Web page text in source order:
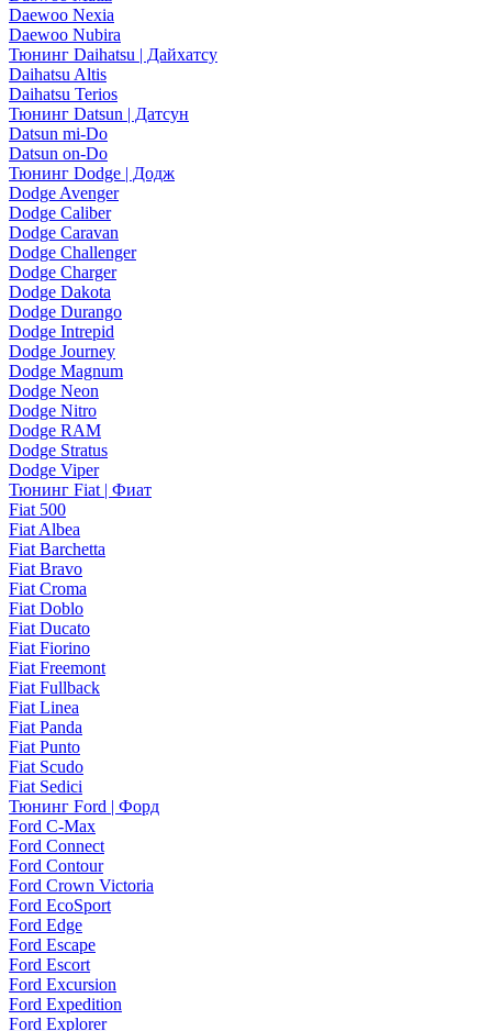
Daewoo Nexia
Daewoo Nubira
Тюнинг Daihatsu | Дайхатсу
Daihatsu Altis
Daihatsu Terios
Тюнинг Datsun | Датсун
Datsun mi-Do
Datsun on-Do
Тюнинг Dodge | Додж
Dodge Avenger
Dodge Caliber
Dodge Caravan
Dodge Challenger
Dodge Charger
Dodge Dakota
Dodge Durango
Dodge Intrepid
Dodge Journey
Dodge Magnum
Dodge Neon
Dodge Nitro
Dodge RAM
Dodge Stratus
Dodge Viper
Тюнинг Fiat | Фиат
Fiat 500
Fiat Albea
Fiat Barchetta
Fiat Bravo
Fiat Croma
Fiat Doblo
Fiat Ducato
Fiat Fiorino
Fiat Freemont
Fiat Fullback
Fiat Linea
Fiat Panda
Fiat Punto
Fiat Scudo
Fiat Sedici
Тюнинг Ford | Форд
Ford C-Max
Ford Connect
Ford Contour
Ford Crown Victoria
Ford EcoSport
Ford Edge
Ford Escape
Ford Escort
Ford Excursion
Ford Expedition
Ford Explorer